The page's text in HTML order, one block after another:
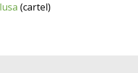
(cartel)